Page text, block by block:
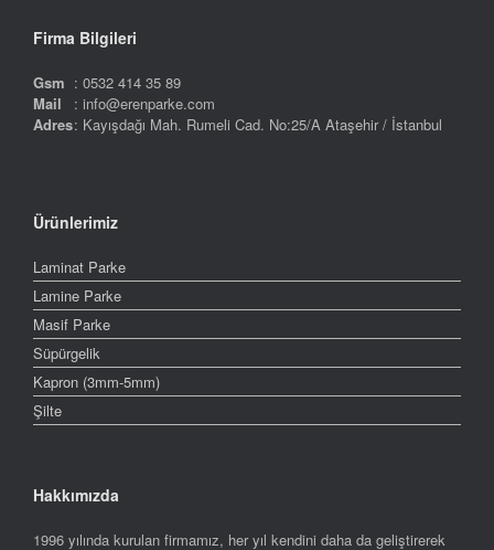
Firma Bilgileri
Gsm : 0532 414 35 89
Mail
: info@erenparke.com
Adres: Kayışdağı Mah. Rumeli Cad. No:25/A Ataşehir / İstanbul
Ürünlerimiz
Laminat Parke
Lamine Parke
Masif Parke
Süpürgelik
Kapron (3mm-5mm)
Şilte
Hakkımızda
1996 yılında kurulan firmamız, her yıl kendini daha da geliştirerek